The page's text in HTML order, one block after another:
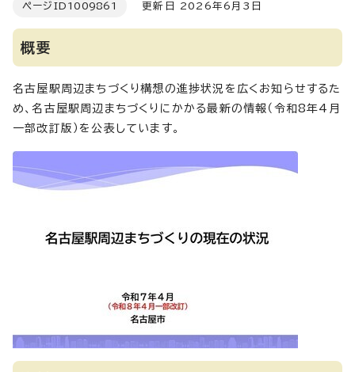
ページID 1009861 更新日 2026年6月3日
概要
名古屋駅周辺まちづくり構想の進捗状況を広くお知らせするた
め、名古屋駅周辺まちづくりにかかる最新の情報（令和8年4月
一部改訂版）を公表しています。